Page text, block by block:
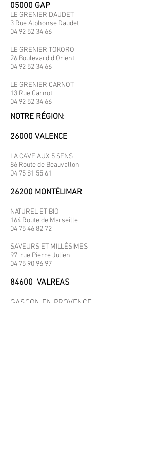
05000 GAP
LE GRENIER DAUDET
3 Rue Alphonse Daudet
04 92 52 34 66
LE GRENIER TOKORO
26 Boulevard d'Orient
04 92 52 34 66
LE GRENIER CARNOT
13 Rue Carnot
04 92 52 34 66
NOTRE RÉGION:
26000 VALENCE
LA CAVE AUX 5 SENS
86 Route de Beauvallon
04 75 81 55 61
26200 MONTÉLIMAR
NATUREL ET BIO
164 Route de Marseille
04 75 46 82 72
SAVEURS ET MILLÉSIMES
97, rue Pierre Julien
04 75 90 96 97
84600 VALREAS
GASCON EN PROVENCE